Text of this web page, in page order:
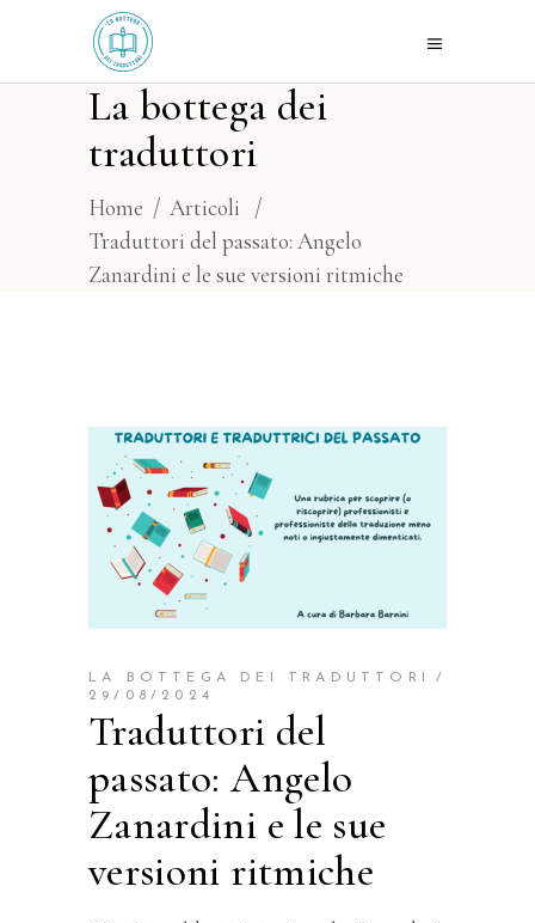
La bottega dei
traduttori
Home / Articoli
/
Traduttori del passato: Angelo
Zanardini e le sue versioni ritmiche
LA BOTTEGA DEI TRADUTTORI
29/08/2024
Traduttori del
passato: Angelo
Zanardini e le sue
versioni ritmiche